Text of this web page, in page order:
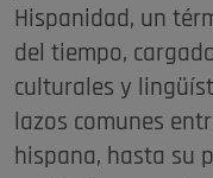
Hispanidad, un
del tiempo,
culturales y
lazos comunes
hispana, hasta su